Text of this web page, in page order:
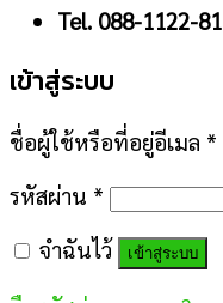
Tel. 088-1122-
เข้าสู่ระบบ
ชื่อผู้ใช้หรือที่อยู่อีเมล *
รหัสผ่าน *
จำฉันไว้
เข้าสู่ระบบ